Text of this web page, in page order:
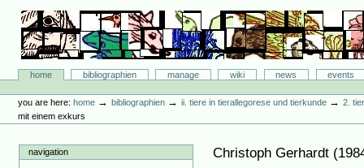
content.
navigation
Bibliographie-Portal
Sectionshome bibliographien manage wiki news
events
tools
you are here: home →bibliographien →ii. tiere in tierallegorese und tierkunde →2.
mit einem exkurs
navigation Christoph Gerhardt (